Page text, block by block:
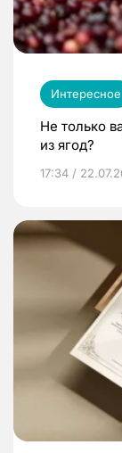
Интересное
Не только
из ягод?
17:34 /